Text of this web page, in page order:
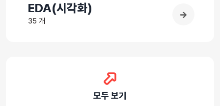
EDA(시각화)
35 개
모두 보기